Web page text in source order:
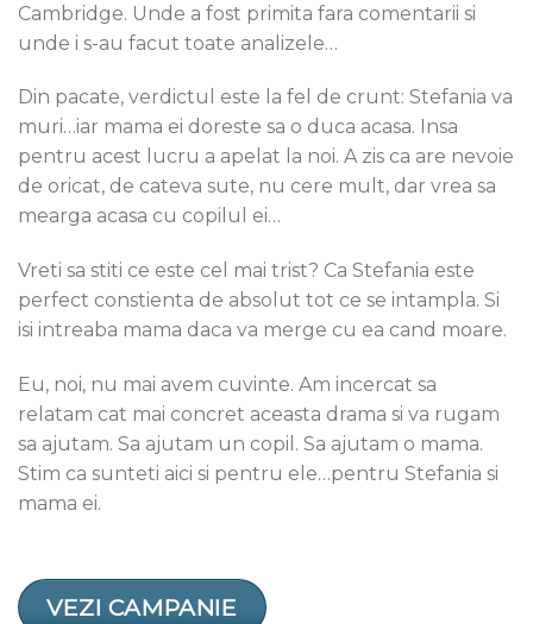
Cambridge. Unde a fost primita fara comentarii si
unde i s-au facut toate analizele…
Din pacate, verdictul este la fel de crunt: Stefania va
muri…iar mama ei doreste sa o duca acasa. Insa
pentru acest lucru a apelat la noi. A zis ca are nevoie
de oricat, de cateva sute, nu cere mult, dar vrea sa
mearga acasa cu copilul ei…
Vreti sa stiti ce este cel mai trist? Ca Stefania este
perfect constienta de absolut tot ce se intampla. Si
isi intreaba mama daca va merge cu ea cand moare.
Eu, noi, nu mai avem cuvinte. Am incercat sa
relatam cat mai concret aceasta drama si va rugam
sa ajutam. Sa ajutam un copil. Sa ajutam o mama.
Stim ca sunteti aici si pentru ele…pentru Stefania si
mama ei.
VEZI CAMPANIE